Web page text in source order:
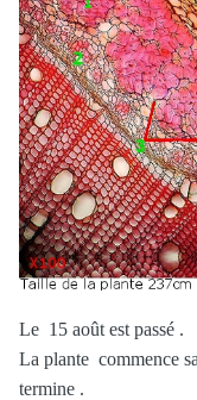
Le 15 août est passé .
La plante commence
termine .